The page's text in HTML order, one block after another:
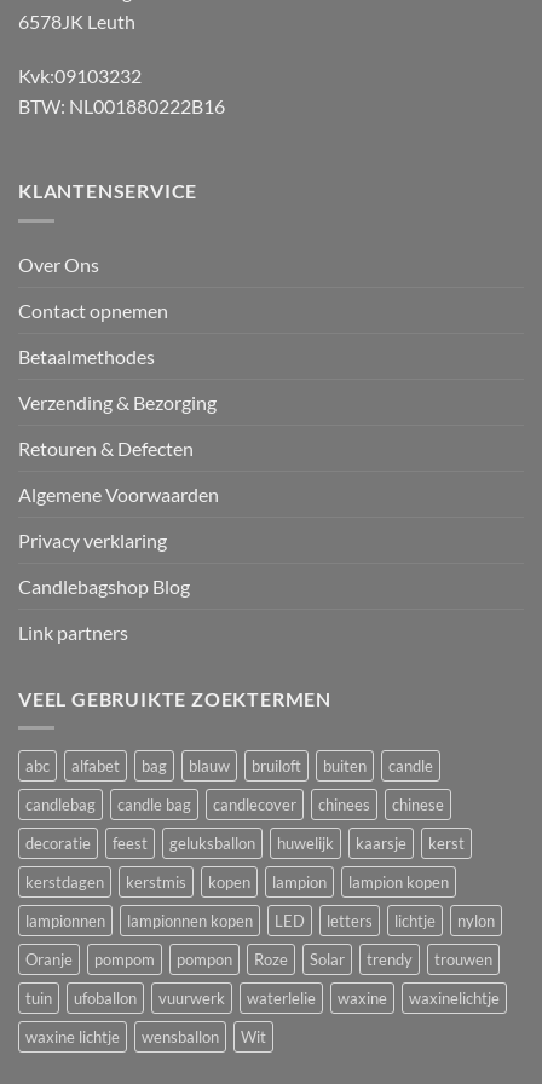
6578JK Leuth
Kvk:09103232
BTW: NL001880222B16
KLANTENSERVICE
Over Ons
Contact opnemen
Betaalmethodes
Verzending & Bezorging
Retouren & Defecten
Algemene Voorwaarden
Privacy verklaring
Candlebagshop Blog
Link partners
VEEL GEBRUIKTE ZOEKTERMEN
abc alfabet bag blauw bruiloft buiten
candle
candlebag
candle bag candlecover chinees
chinese
decoratie
feest geluksballon huwelijk kaarsje
kerst
kerstdagen
kerstmis kopen lampion
lampion kopen
lampionnen
lampionnen kopen LED letters lichtje
nylon
Oranje
pompom pompon Roze Solar trendy
trouwen
tuin
ufoballon vuurwerk waterlelie waxine
waxinelichtje
waxine lichtje
wensballon Wit